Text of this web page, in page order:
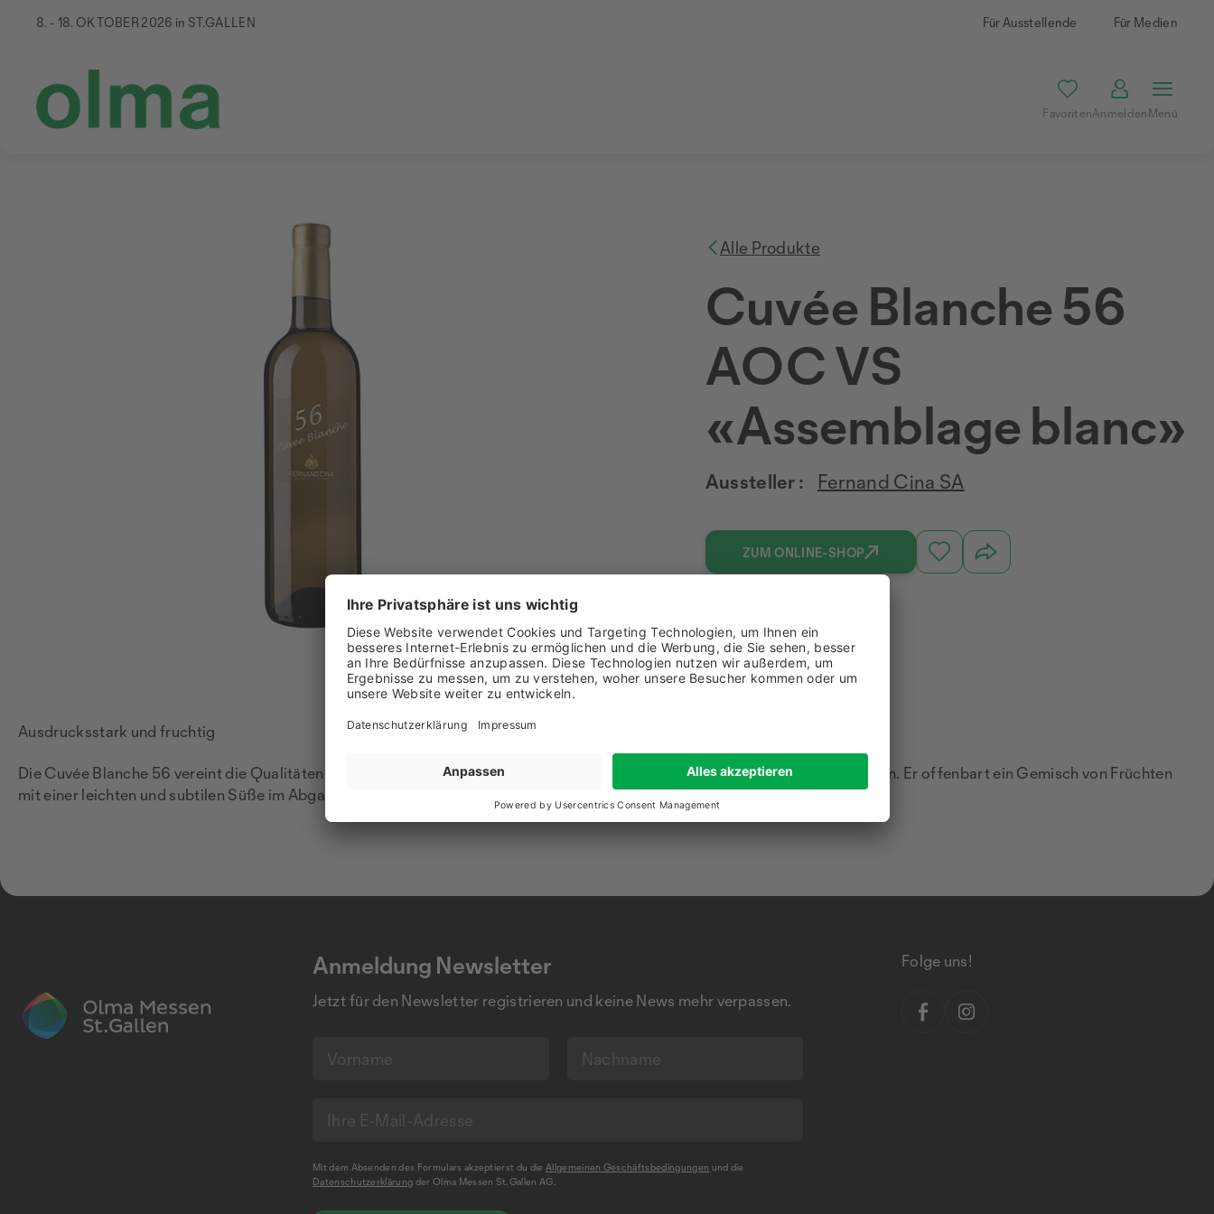
8. - 18. OKTOBER 2026 in ST.GALLEN Für Ausstellende Für Medien
FavoritenAnmeldenMenü
Alle Produkte
Cuvée Blanche 56
AOC VS
«Assemblage blanc»
Aussteller : Fernand Cina SA
ZUM ONLINE-SHOP
Ausdrucksstark und fruchtig
Die Cuvée Blanche 56 vereint die Qualitäten verschiedener Rebsorten zu einem harmonischen und sehr ausdrucksstarken Wein. Er offenbart ein Gemisch von Früchten
mit einer leichten und subtilen Süße im Abgang.
Anmeldung Newsletter
Jetzt für den Newsletter registrieren und keine News mehr verpassen.
Mit dem Absenden des Formulars akzeptierst du die Allgemeinen Geschäftsbedingungen und die
Datenschutzerklärung der Olma Messen St.Gallen AG.
Folge uns!